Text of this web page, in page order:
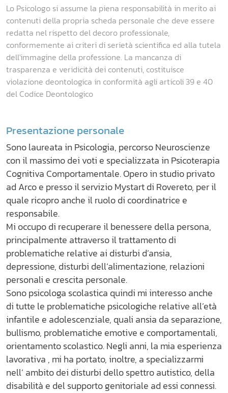
Lo Psicologo si assume la piena responsabilità in merito ai
contenuti della propria scheda personale che deve essere
redatta nel rispetto del decoro professionale,
conformemente ai criteri di serietà scientifica ed alla tutela
dell'immagine della professione. La mancanza di
trasparenza e veridicità dei contenuti, costituisce
violazione deontologica in conformità agli articoli 39 e 40
del Codice Deontologico
Presentazione personale
Sono laureata in Psicologia, percorso Neuroscienze
con il massimo dei voti e specializzata in Psicoterapia
Cognitiva Comportamentale. Opero in studio privato
ad Arco e presso il servizio Mystart di Rovereto, per il
quale ricopro anche il ruolo di coordinatrice e
responsabile.
Mi occupo di recuperare il benessere della persona,
principalmente attraverso il trattamento di
problematiche relative ai disturbi d’ansia,
depressione, disturbi dell’alimentazione, relazioni
personali e crescita personale.
Sono psicologa scolastica quindi mi interesso anche
di tutte le problematiche psicologiche relative all’età
infantile e adolescenziale, quali ansia da separazione,
bullismo, problematiche emotive e comportamentali,
orientamento scolastico. Negli anni, la mia esperienza
lavorativa , mi ha portato, inoltre, a specializzarmi
nell’ ambito dei disturbi dello spettro autistico, della
disabilità e del supporto genitoriale ad essi connessi.